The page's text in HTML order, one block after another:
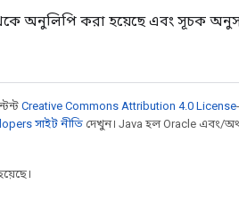
অনুলিপি করা হয়েছে এবং সূচক
Creative Commons Attribution 4.0 License
সাইট নীতি দেখুন। Java হল Oracle এবং/